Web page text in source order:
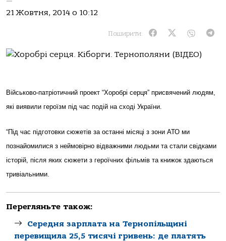
21 Жовтня, 2014 о 10:12
Поширити:
Військово-патріотичний проект “Хоробрі серця” присвячений людям,
які виявили героїзм під час подій на сході України.
“Під час підготовки сюжетів за останні місяці з зони АТО ми
познайомилися з неймовірно відважними людьми та стали свідками
історій, після яких сюжети з героїчних фільмів та книжок здаються
тривіальними.
Перегляньте також:
Середня зарплата на Тернопільщині
перевищила 25,5 тисячі гривень: де платять